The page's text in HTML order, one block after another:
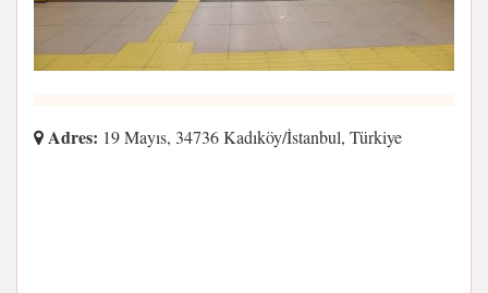
Adres: 19 Mayıs, 34736 Kadıköy/İstanbul, Türkiye